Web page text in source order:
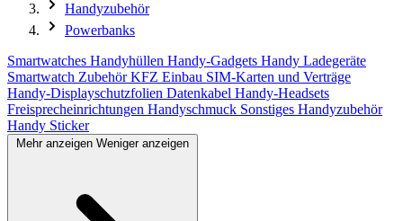
Handyzubehör
Powerbanks
Smartwatches Handyhüllen Handy-Gadgets Handy Ladegeräte
Smartwatch ZubehörKFZ Einbau SIM-Karten und Verträge
Handy-Displayschutzfolien Datenkabel Handy-Headsets
Freisprecheinrichtungen Handyschmuck Sonstiges Handyzubehör
Handy Sticker
Mehr anzeigen Weniger anzeigen